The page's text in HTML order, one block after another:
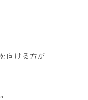
向ける方が